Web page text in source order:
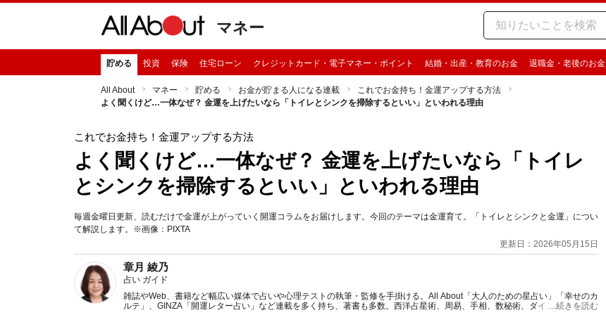
マネー
貯める 投資 保険 住宅ローン クレジットカード・電子マネー・ポイント 結婚・出産・教育のお金 退職金・老後のお金
All About マネー 貯める お金が貯まる人になる連載
これでお金持ち！金運アップする方法
よく聞くけど…一体なぜ？ 金運を上げたいなら「トイレとシンクを掃除するといい」といわれる理由
これでお金持ち！金運アップする方法
よく聞くけど…一体なぜ？ 金運を上げたいなら「トイレ
とシンクを掃除するといい」といわれる理由
毎週金曜日更新、読むだけで金運が上がっていく開運コラムをお届けします。今回のテーマは金運育て。「トイレとシンクと金運」につい
て解説します。※画像：PIXTA
更新日：2026年05月15日
章月 綾乃
占い ガイド
雑誌やWeb、書籍など幅広い媒体で占いや心理テストの執筆・監修を手掛ける。All About「大人のための星占い」「幸せのカ
ルテ」、GINZA「開運レター占い」など連載を多く持ち、著書も多数。西洋占星術、周易、手相、数秘術、ダイスやカード占
...続きを読む